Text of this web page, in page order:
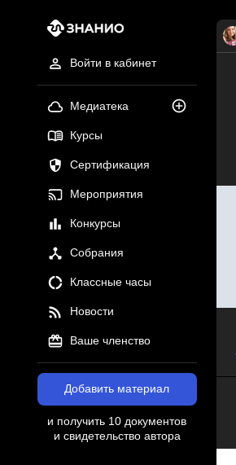
Войти в кабинет
Медиатека
Курсы
Сертификация
Мероприятия
Конкурсы
Собрания
Классные часы
Новости
Ваше членство
Добавить материал
и получить 10 документов
и свидетельство автора